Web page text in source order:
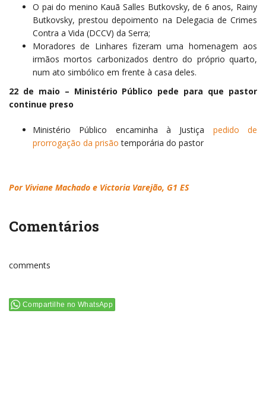
O pai do menino Kauã Salles Butkovsky, de 6 anos, Rainy
Butkovsky, prestou depoimento na Delegacia de Crimes
Contra a Vida (DCCV) da Serra;
Moradores de Linhares fizeram uma homenagem aos
irmãos mortos carbonizados dentro do próprio quarto,
num ato simbólico em frente à casa deles.
22 de maio – Ministério Público pede para que pastor
continue preso
Ministério Público encaminha à Justiça pedido de
prorrogação da prisão temporária do pastor
Por Viviane Machado e Victoria Varejão, G1 ES
Comentários
comments
Compartilhe no WhatsApp